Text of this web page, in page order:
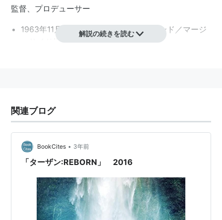
監督、プロデューサー
1963年11月30日、イギリス／イングランド／マージ
ーサイド州セント・へレンズ生まれ
ターザン：REBORN
ハリー・ポッターと死の秘宝
ハリー・ポッターと謎のプリンス
ある日、ダウニング街で
＜TVM＞（2005） 監督
セックス・トラフィック
＜TVM＞（2004） 監督
ステート・オブ・プレイ
〜陰謀の構図〜 ＜TV＞
解説の続きを読む
関連ブログ
BookCites • 3年前
「ターザン:REBORN」 2016